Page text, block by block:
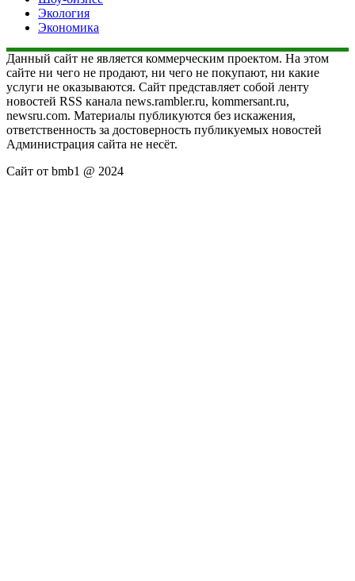
Экология
Экономика
Данный сайт не является коммерческим проектом. На этом
сайте ни чего не продают, ни чего не покупают, ни какие
услуги не оказываются. Сайт представляет собой ленту
новостей RSS канала news.rambler.ru, kommersant.ru,
newsru.com. Материалы публикуются без искажения,
ответственность за достоверность публикуемых новостей
Администрация сайта не несёт.
Сайт от bmb1 @ 2024